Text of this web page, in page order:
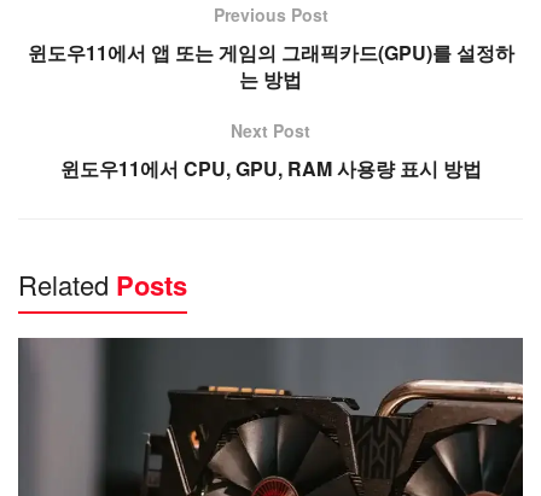
Previous Post
윈도우11에서 앱 또는 게임의 그래픽카드(GPU)를 설정하
는 방법
Next Post
윈도우11에서 CPU, GPU, RAM 사용량 표시 방법
Related Posts